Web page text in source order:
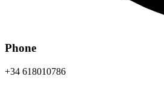
Phone
+34 618010786